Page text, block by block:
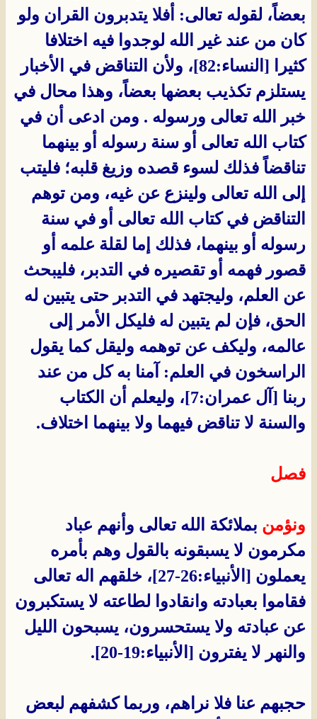
بعضاً، لقوله تعالى: أفلا يتدبرون القران ولو
كان من عند غير الله لوجدوا فيه اختلافا
كثيرا [النساء:82]، ولأن التناقض في الأخبار
يستلزم تكذيب بعضها بعضاً، وهذا محال في
خبر الله تعالى ورسوله . ومن ادعى أن في
كتاب الله تعالى أو سنة رسوله أو بينهما
تناقضاً فذلك لسوء قصده وزيغ قلبه؛ فليتب
إلى الله تعالى ولينزع عن غيه، ومن توهم
التناقض في كتاب الله تعالى أو في سنة
رسوله أو بينهما، فذلك إما لقلة علمه أو
قصور فهمه أو تقصيره في التدبر، فليبحث
عن العلم، وليجتهد في التدبر حتى يتبين له
الحق، فإن لم يتبين له فليكل الأمر إلى
عالمه، وليكف عن توهمه وليقل كما يقول
الراسخون في العلم: آمنا به كل من عند
ربنا [آل عمران:7]، وليعلم أن الكتاب
والسنة لا تناقض فيهما ولا بينهما اختلاف.
فصل
ونؤمن بملائكة الله تعالى وأنهم عباد
مكرمون لا يسبقونه بالقول وهم بأمره
يعملون [الأنبياء:26-27]، خلقهم اله تعالى
فقاموا بعبادته وانقادوا لطاعته لا يستكبرون
عن عبادته ولا يستحسرون، يسبحون الليل
والنهر لا يفترون [الأنبياء:19-20].
حجبهم عنا فلا نراهم، وربما كشفهم لبعض